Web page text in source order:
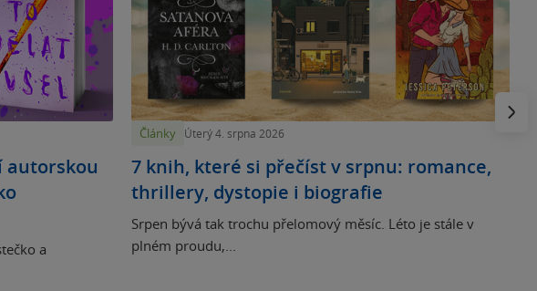
autorskou
a
Články Úterý 4. srpna 2026
7 knih, které si přečíst v srpnu: romance,
thrillery, dystopie i biografie
Srpen bývá tak trochu přelomový měsíc. Léto je stále v
plném proudu,...